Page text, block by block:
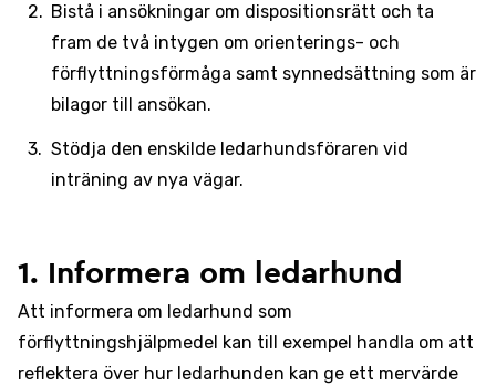
Bistå i ansökningar om dispositionsrätt och ta
fram de två intygen om orienterings- och
förflyttningsförmåga samt synnedsättning som är
bilagor till ansökan.
Stödja den enskilde ledarhundsföraren vid
inträning av nya vägar.
1. Informera om ledarhund
Att informera om ledarhund som
förflyttningshjälpmedel kan till exempel handla om att
reflektera över hur ledarhunden kan ge ett mervärde